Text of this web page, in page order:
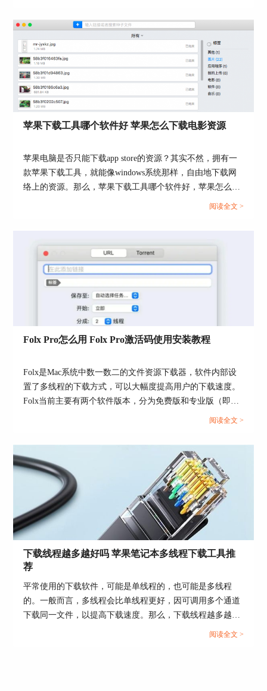
的两个下载管理器之一。允许为每个下载设定标
签，可以优先进行速度控制，下载分为多个线程，
大大提高了下载速度。还具备出色的内置torrent搜
索选项，能够找到质量最高，种子最多的下载。
优点：能够集成可扩展的搜索引擎，在很多torrent
搜索网站能够同时搜索。
缺点：页面内容复杂、启动时运行速度较慢。
图5：Qbittorrent for Mac下载页面
迅雷for Mac：
优点：运行稳定，版本清爽。
缺点：迅雷for Mac不支持账号登录，不支持下载迅
雷离线内的文件。
苹果下载工具哪个软件好 苹果怎么下载电影资源
苹果电脑是否只能下载app store的资源？其实不然，拥有一
款苹果下载工具，就能像windows系统那样，自由地下载网
络上的资源。那么，苹果下载工具哪个软件好，苹果怎么下
阅读全文 >
Folx Pro怎么用 Folx Pro激活码使用安装教程
Folx是Mac系统中数一数二的文件资源下载器，软件内部设
置了多线程的下载方式，可以大幅度提高用户的下载速度。
Folx当前主要有两个软件版本，分为免费版和专业版（即Pro
阅读全文 >
下载线程越多越好吗 苹果笔记本多线程下载工具推
荐
平常使用的下载软件，可能是单线程的，也可能是多线程
的。一般而言，多线程会比单线程更好，因可调用多个通道
下载同一文件，以提高下载速度。那么，下载线程越多越好
阅读全文 >